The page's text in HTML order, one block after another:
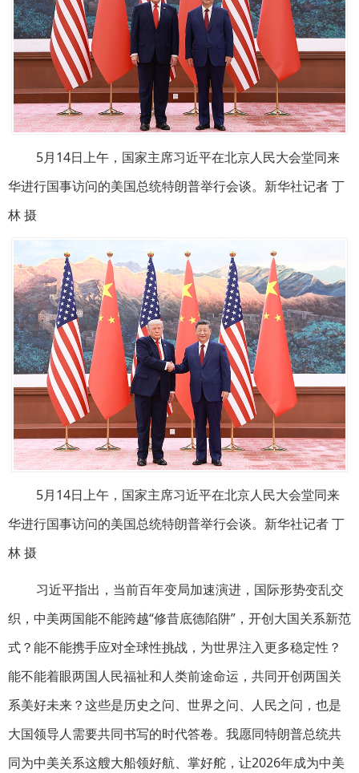
5月14日上午，国家主席习近平在北京人民大会堂同来
华进行国事访问的美国总统特朗普举行会谈。新华社记者 丁
林 摄
5月14日上午，国家主席习近平在北京人民大会堂同来
华进行国事访问的美国总统特朗普举行会谈。新华社记者 丁
林 摄
习近平指出，当前百年变局加速演进，国际形势变乱交
织，中美两国能不能跨越“修昔底德陷阱”，开创大国关系新范
式？能不能携手应对全球性挑战，为世界注入更多稳定性？
能不能着眼两国人民福祉和人类前途命运，共同开创两国关
系美好未来？这些是历史之问、世界之问、人民之问，也是
大国领导人需要共同书写的时代答卷。我愿同特朗普总统共
同为中美关系这艘大船领好航、掌好舵，让2026年成为中美